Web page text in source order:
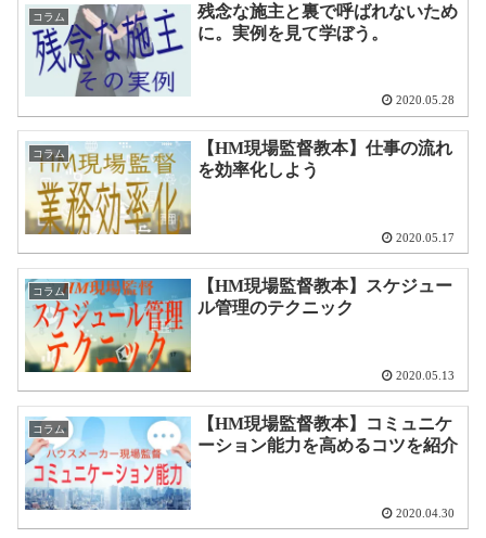
コラム
残念な施主と裏で呼ばれないため
に。実例を見て学ぼう。
2020.05.28
コラム
【HM現場監督教本】仕事の流れ
を効率化しよう
2020.05.17
コラム
【HM現場監督教本】スケジュー
ル管理のテクニック
2020.05.13
コラム
【HM現場監督教本】コミュニケ
ーション能力を高めるコツを紹介
2020.04.30